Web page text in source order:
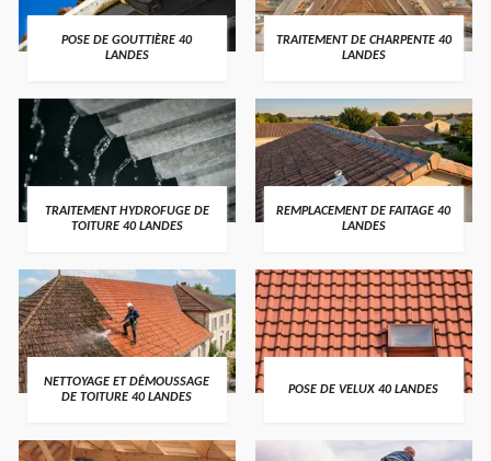
POSE DE GOUTTIÈRE 40
LANDES
TRAITEMENT DE CHARPENTE 40
LANDES
TRAITEMENT HYDROFUGE DE
TOITURE 40 LANDES
REMPLACEMENT DE FAITAGE 40
LANDES
NETTOYAGE ET DÉMOUSSAGE
DE TOITURE 40 LANDES
POSE DE VELUX 40 LANDES